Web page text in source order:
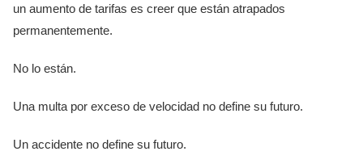
un aumento de tarifas es creer que están atrapados
permanentemente.
No lo están.
Una multa por exceso de velocidad no define su futuro.
Un accidente no define su futuro.